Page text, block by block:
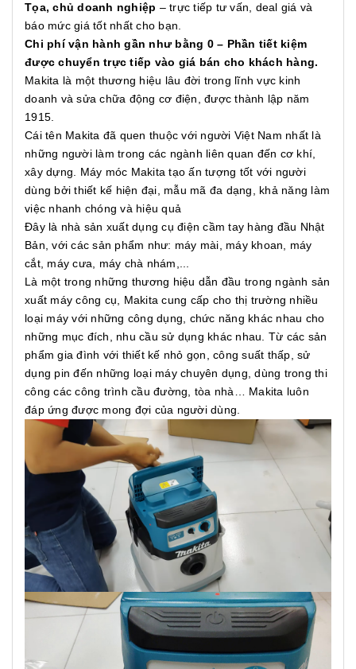
Tọa, chủ doanh nghiệp – trực tiếp tư vấn, deal giá và
báo mức giá tốt nhất cho bạn.
Chi phí vận hành gần như bằng 0 – Phần tiết kiệm
được chuyển trực tiếp vào giá bán cho khách hàng.
Makita là một thương hiệu lâu đời trong lĩnh vực kinh
doanh và sửa chữa động cơ điện, được thành lập năm
1915.
Cái tên Makita đã quen thuộc với người Việt Nam nhất là
những người làm trong các ngành liên quan đến cơ khí,
xây dựng. Máy móc Makita tạo ấn tượng tốt với người
dùng bởi thiết kế hiện đại, mẫu mã đa dạng, khả năng làm
việc nhanh chóng và hiệu quả
Đây là nhà sản xuất dụng cụ điện cầm tay hàng đầu Nhật
Bản, với các sản phẩm như: máy mài, máy khoan, máy
cắt, máy cưa, máy chà nhám,...
Là một trong những thương hiệu dẫn đầu trong ngành sản
xuất máy công cụ, Makita cung cấp cho thị trường nhiều
loại máy với những công dụng, chức năng khác nhau cho
những mục đích, nhu cầu sử dụng khác nhau. Từ các sản
phẩm gia đình với thiết kế nhỏ gọn, công suất thấp, sử
dụng pin đến những loại máy chuyên dụng, dùng trong thi
công các công trình cầu đường, tòa nhà… Makita luôn
đáp ứng được mong đợi của người dùng.